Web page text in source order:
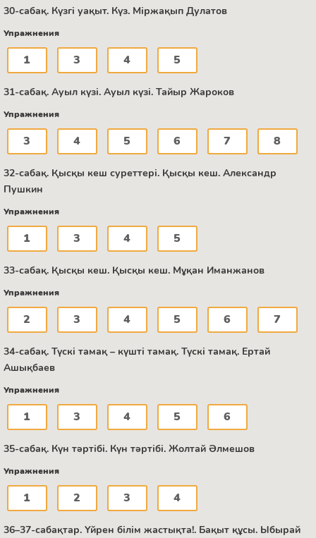
30-сабақ. Күзгі уақыт. Күз. Міржақып Дулатов
Упражнения
1 3 4 5
31-сабақ. Ауыл күзі. Ауыл күзі. Тайыр Жароков
Упражнения
3 4 5 6 7 8
32-сабақ. Қысқы кеш суреттері. Қысқы кеш. Александр
Пушкин
Упражнения
1 3 4 5
33-сабақ. Қысқы кеш. Қысқы кеш. Мұқан Иманжанов
Упражнения
2 3 4 5 6 7
34-сабақ. Түскі тамақ – күшті тамақ. Түскі тамақ. Ертай
Ашықбаев
Упражнения
1 3 4 5 6
35-сабақ. Күн тәртібі. Күн тәртібі. Жолтай Әлмешов
Упражнения
1 2 3 4
36–37-сабақтар. Үйрен білім жастықта!. Бақыт құсы. Ыбырай